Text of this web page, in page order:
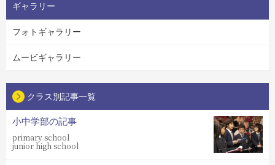
ギャラリー
フォトギャラリー
ムービギャラリー
クラス別記事一覧
小中学部の記事
primary school
junior high school